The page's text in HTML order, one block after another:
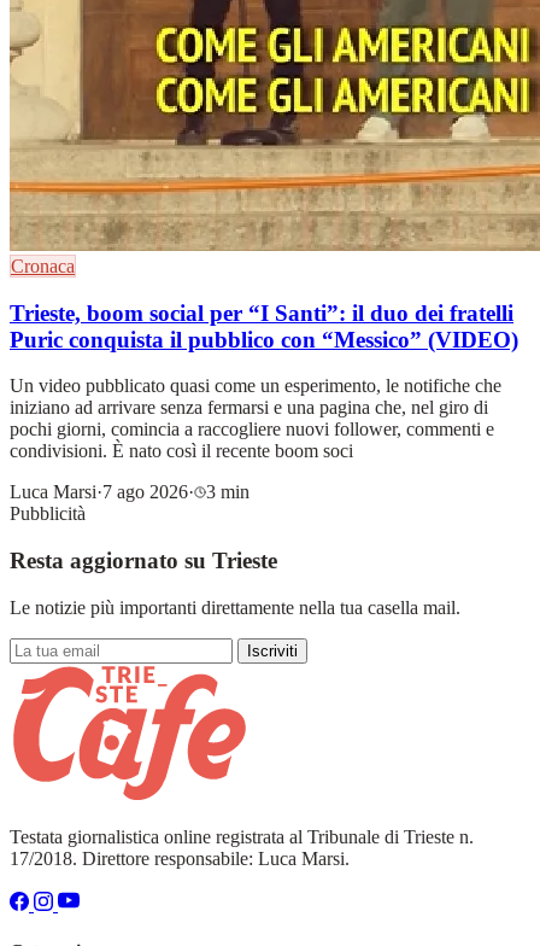
Cronaca
Trieste, boom social per “I Santi”: il duo dei fratelli
Puric conquista il pubblico con “Messico” (VIDEO)
Un video pubblicato quasi come un esperimento, le notifiche che
iniziano ad arrivare senza fermarsi e una pagina che, nel giro di
pochi giorni, comincia a raccogliere nuovi follower, commenti e
condivisioni. È nato così il recente boom soci
Luca Marsi·7 ago 2026·
3 min
Pubblicità
Resta aggiornato su Trieste
Le notizie più importanti direttamente nella tua casella mail.
Iscriviti
Testata giornalistica online registrata al Tribunale di Trieste n.
17/2018. Direttore responsabile: Luca Marsi.